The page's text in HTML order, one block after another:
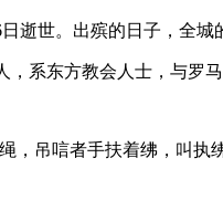
逝世。出殡的日子，全
，系东方教会人士，与罗
，吊唁者手扶着绋，叫执绋